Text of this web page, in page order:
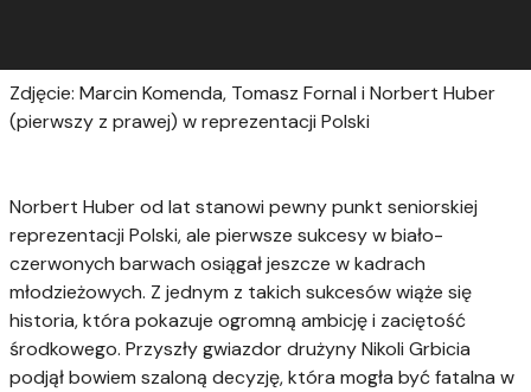
Zdjęcie: Marcin Komenda, Tomasz Fornal i Norbert Huber
(pierwszy z prawej) w reprezentacji Polski
Norbert Huber od lat stanowi pewny punkt seniorskiej
reprezentacji Polski, ale pierwsze sukcesy w biało-
czerwonych barwach osiągał jeszcze w kadrach
młodzieżowych. Z jednym z takich sukcesów wiąże się
historia, która pokazuje ogromną ambicję i zaciętość
środkowego. Przyszły gwiazdor drużyny Nikoli Grbicia
podjął bowiem szaloną decyzję, która mogła być fatalna w